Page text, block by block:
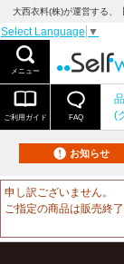
大西衣料(株)が運営する、
Select Language ▼
メニュー
ご利用ガイド FAQ
(
お知らせ
申し訳ございません。
ご指定の商品は販売終